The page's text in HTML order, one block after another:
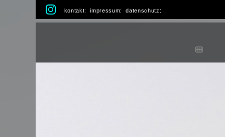
kontakt: impressum: datenschutz: